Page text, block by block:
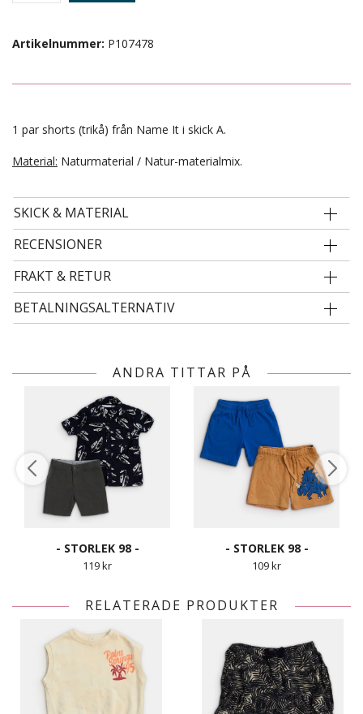
Artikelnummer: P107478
1 par shorts (trikå) från Name It i skick A.
Material: Naturmaterial / Natur-materialmix.
SKICK & MATERIAL
RECENSIONER
FRAKT & RETUR
BETALNINGSALTERNATIV
ANDRA TITTAR PÅ
- STORLEK 98 -
119 kr
- STORLEK 98 -
109 kr
RELATERADE PRODUKTER